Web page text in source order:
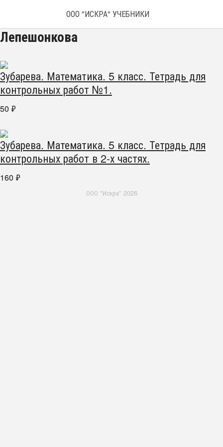
ООО "ИСКРА" УЧЕБНИКИ
Лепешонкова
Зубарева. Математика. 5 класс. Тетрадь для
контрольных работ №1.
50 ₽
Зубарева. Математика. 5 класс. Тетрадь для
контрольных работ в 2-х частях.
160 ₽
ООО "Искра" 2026